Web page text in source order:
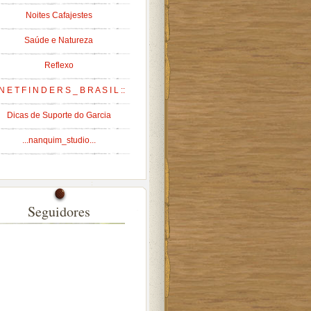
Noites Cafajestes
Saúde e Natureza
Reflexo
E T F I N D E R S _ B R A S I L ::
Dicas de Suporte do Garcia
...nanquim_studio...
Seguidores